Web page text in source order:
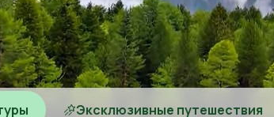
Эксклюзивные путешествия